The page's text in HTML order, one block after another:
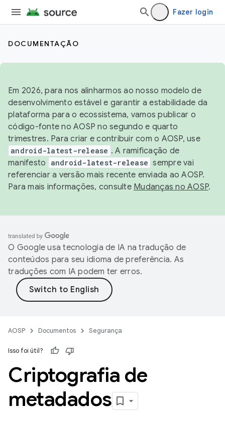
Fazer login
DOCUMENTAÇÃO
Em 2026, para nos alinharmos ao nosso modelo de
desenvolvimento estável e garantir a estabilidade da
plataforma para o ecossistema, vamos publicar o
código-fonte no AOSP no segundo e quarto
trimestres. Para criar e contribuir com o AOSP, use
android-latest-release . A ramificação de
manifesto
android-latest-release sempre vai
referenciar a versão mais recente enviada ao AOSP.
Para mais informações, consulte Mudanças no AOSP.
O Google usa tecnologia de IA na tradução de
conteúdos para seu idioma de preferência. As
traduções com IA podem ter erros.
AOSP Documentos Segurança
Isso foi útil?
Criptografia de
metadados